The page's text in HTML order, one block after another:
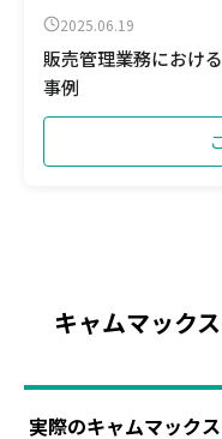
2025.06.19
販売管理業務におけ
事例
キャムマック
実際のキャムマック